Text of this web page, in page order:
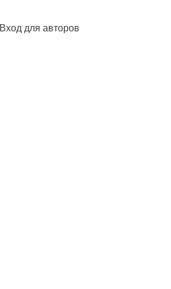
Вход для авторов